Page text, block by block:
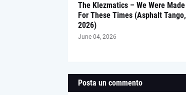
The Klezmatics – We Were Made
For These Times (Asphalt Tango,
2026)
June 04, 2026
Posta un commento